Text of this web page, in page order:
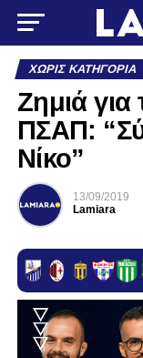
ΧΩΡΊΣ ΚΑΤΗΓΟΡΊΑ
Ζημιά
ΠΣΑΠ:
Νίκο”
13/09/2019
Lamiara